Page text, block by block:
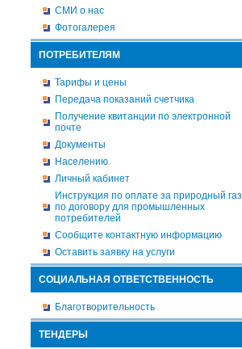
СМИ о нас
Фотогалерея
ПОТРЕБИТЕЛЯМ
Тарифы и цены
Передача показаний счетчика
Получение квитанции по электронной
почте
Документы
Населению
Личный кабинет
Инструкция по оплате за природный газ
по договору для промышленных
потребителей
Сообщите контактную информацию
Оставить заявку на услуги
СОЦИАЛЬНАЯ ОТВЕТСТВЕННОСТЬ
Благотворительность
ТЕНДЕРЫ